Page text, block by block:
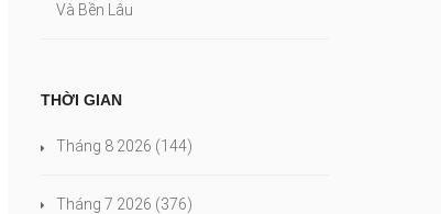
Và Bền Lâu
THỜI GIAN
Tháng 8 2026 (144)
Tháng 7 2026 (376)